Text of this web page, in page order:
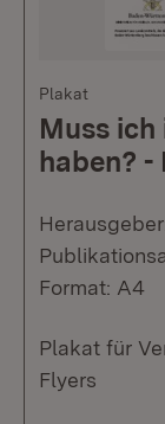
Plakat
Muss
haben? -
Format: A4
Plakat für
Flyers